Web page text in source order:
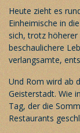
Heute zieht es
Einheimische in
sich, trotz höherer
beschaulichere
verlangsamte,
Und Rom wird ab
Geisterstadt. Wie
Tag, der die
Restaurants